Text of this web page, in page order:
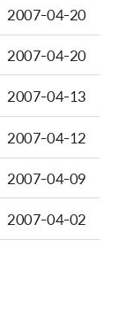
2007-04-20
2007-04-20
2007-04-13
2007-04-12
2007-04-09
2007-04-02